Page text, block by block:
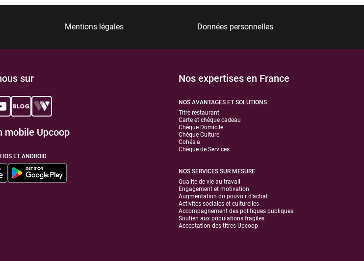
Mentions légales Données personnelles
sur
mobile Upcoop
IOS ET ANDROID
Nos expertises en France
NOS AVANTAGES ET SOLUTIONS
Titre restaurant
Carte et chèque cadeau
Chèque Domicile
Chèque Culture
Cohésia
Chèque de Services
NOS SERVICES SUR MESURE
Qualité de vie au travail
Engagement et motivation
Augmentation du pouvoir d'achat
Activités sociales et culturelles
Accompagnement des politiques publiques
Soutien aux populations fragiles
Acceptation des titres Upcoop